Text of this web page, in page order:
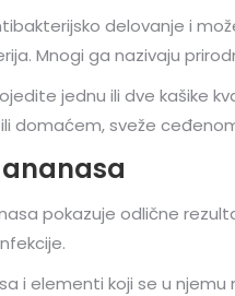
delovanje i
Mnogi ga nazivaju
jednu ili dve kašike
domaćem, sveže
ananasa
pokazuje odlične
i elementi koji se u